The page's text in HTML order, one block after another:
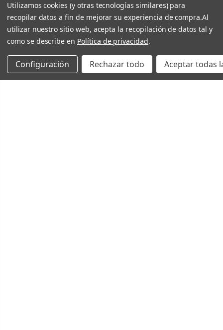
Utilizamos cookies (y otras tecnologías similares) para
recopilar datos a fin de mejorar su experiencia de compra.Al
utilizar nuestro sitio web, acepta la recopilación de datos tal y
como se describe en Política de privacidad.
Configuración Rechazar todo Aceptar todas